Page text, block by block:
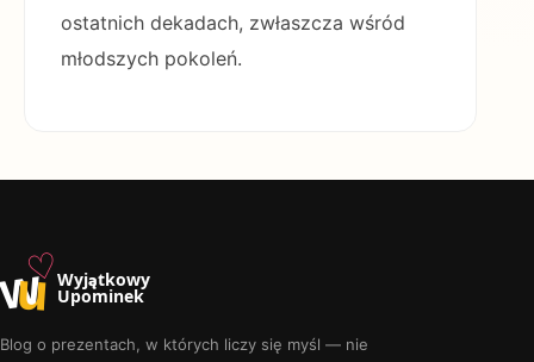
ostatnich dekadach, zwłaszcza wśród
młodszych pokoleń.
u♡Wyjątkowy
Upominek
Blog o prezentach, w których liczy się myśl — nie